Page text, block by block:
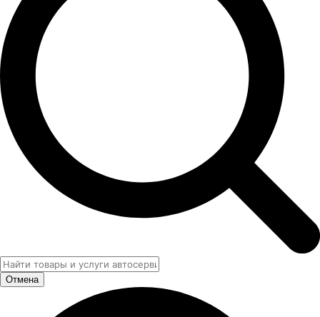
Отмена